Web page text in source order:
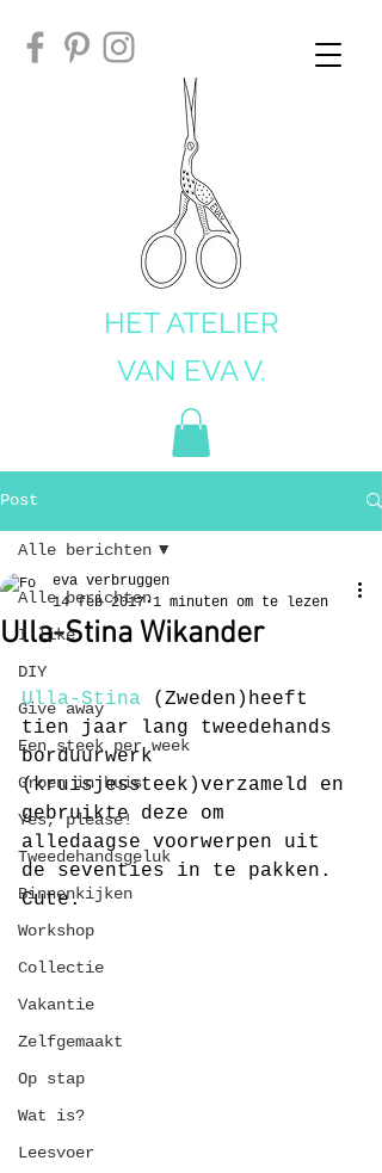
HET ATELIER
VAN EVA V.
Post
Alle berichten
I like
DIY
Give away
Een steek per week
Groen in huis
Yes, please!
Tweedehandsgeluk
Binnenkijken
Workshop
Collectie
Vakantie
Zelfgemaakt
Op stap
Wat is?
Leesvoer
Alle berichten
Ulla-Stina Wikander
eva verbruggen
14 feb 2017 1 minuten om te lezen
Ulla-Stina
(Zweden)heeft
tien jaar lang tweedehands
borduurwerk
(kruisjessteek)verzameld en
gebruikte deze om
alledaagse voorwerpen uit
de seventies in te pakken.
Cute.